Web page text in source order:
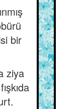
bir
ziya